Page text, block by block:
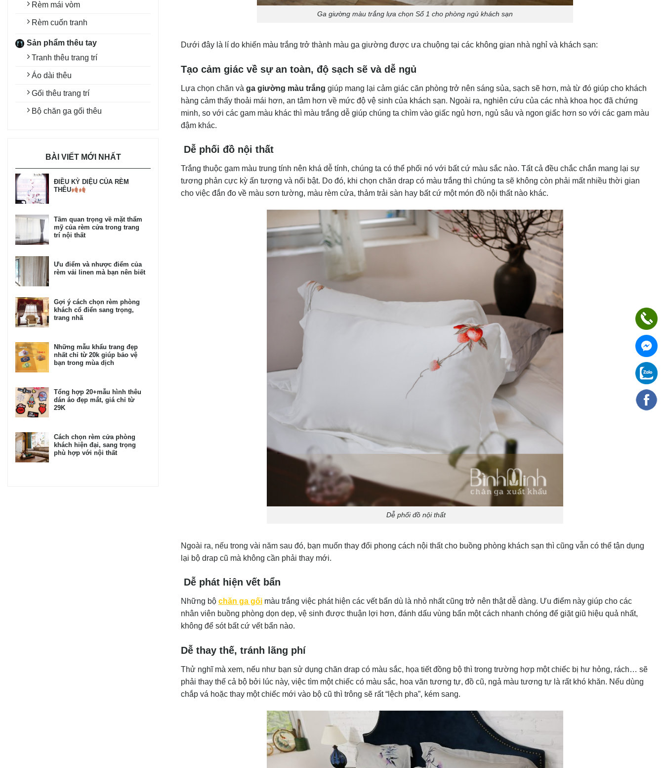
Rèm mái vòm
Rèm cuốn tranh
Sản phẩm thêu tay
Tranh thêu trang trí
Áo dài thêu
Gối thêu trang trí
Bộ chăn ga gối thêu
BÀI VIẾT MỚI NHẤT
ĐIỀU KỲ DIỆU CỦA RÈM
THÊU
Tầm quan trọng về mặt thẩm
mỹ của rèm cửa trong trang
trí nội thất
Ưu điểm và nhược điểm của
rèm vải linen mà bạn nên biết
Gợi ý cách chọn rèm phòng
khách cổ điển sang trọng,
trang nhã
Những mẫu khẩu trang đẹp
nhất chỉ từ 20k giúp bảo vệ
bạn trong mùa dịch
Tổng hợp 20+mẫu hình thêu
dán áo đẹp mắt, giá chỉ từ
29K
Cách chọn rèm cửa phòng
khách hiện đại, sang trọng
phù hợp với nội thất
Ga giường màu trắng lựa chọn Số 1 cho phòng ngủ khách sạn
Dưới đây là lí do khiến màu trắng trở thành màu ga giường được ưa chuộng tại các không gian nhà nghỉ và khách sạn:
Tạo cảm giác về sự an toàn, độ sạch sẽ và dễ ngủ
Lựa chọn chăn và ga giường màu trắng giúp mang lại cảm giác căn phòng trở nên sáng sủa, sạch sẽ hơn, mà từ đó giúp cho khách
hàng cảm thấy thoải mái hơn, an tâm hơn về mức độ vệ sinh của khách sạn. Ngoài ra, nghiên cứu của các nhà khoa học đã chứng
minh, so với các gam màu khác thì màu trắng dễ giúp chúng ta chìm vào giấc ngủ hơn, ngủ sâu và ngon giấc hơn so với các gam màu
đậm khác.
Dễ phối đồ nội thất
Trắng thuộc gam màu trung tính nên khá dễ tính, chúng ta có thể phối nó với bất cứ màu sắc nào. Tất cả đều chắc chắn mang lại sự
tương phản cực kỳ ấn tượng và nổi bật. Do đó, khi chọn chăn drap có màu trắng thì chúng ta sẽ không còn phải mất nhiều thời gian
cho việc đắn đo về màu sơn tường, màu rèm cửa, thảm trải sàn hay bất cứ một món đồ nội thất nào khác.
Dễ phối đồ nội thất
Ngoài ra, nếu trong vài năm sau đó, bạn muốn thay đổi phong cách nội thất cho buồng phòng khách sạn thì cũng vẫn có thể tận dụng
lại bộ drap cũ mà không cần phải thay mới.
Dễ phát hiện vết bẩn
Những bộ chăn ga gối màu trắng việc phát hiện các vết bẩn dù là nhỏ nhất cũng trở nên thật dễ dàng. Ưu điểm này giúp cho các
nhân viên buồng phòng dọn dẹp, vệ sinh được thuận lợi hơn, đánh dấu vùng bẩn một cách nhanh chóng để giặt giũ hiệu quả nhất,
không để sót bất cứ vết bẩn nào.
Dễ thay thế, tránh lãng phí
Thử nghĩ mà xem, nếu như bạn sử dụng chăn drap có màu sắc, họa tiết đồng bộ thì trong trường hợp một chiếc bị hư hỏng, rách… sẽ
phải thay thế cả bộ bởi lúc này, việc tìm một chiếc có màu sắc, hoa văn tương tự, đồ cũ, ngả màu tương tự là rất khó khăn. Nếu dùng
chắp vá hoặc thay một chiếc mới vào bộ cũ thì trông sẽ rất “lệch pha”, kém sang.